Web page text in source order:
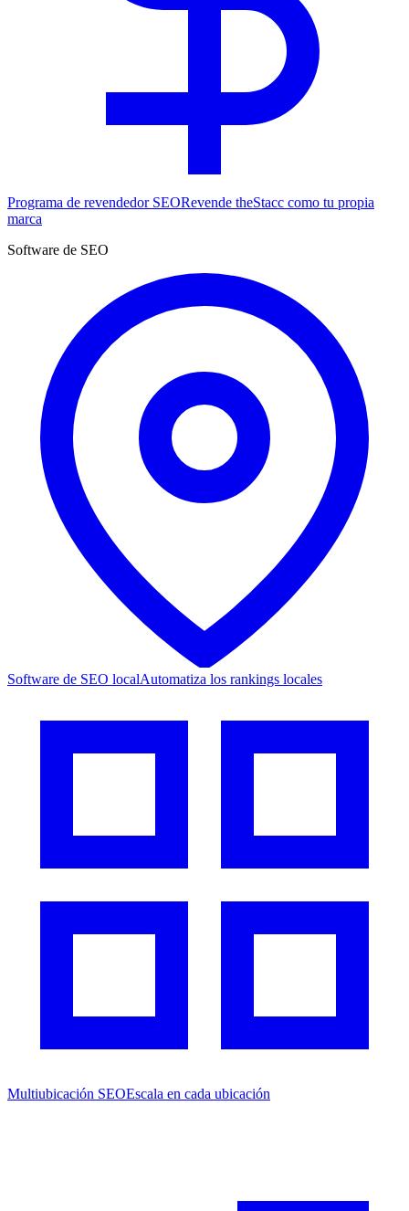
Programa de revendedor SEORevende theStacc como tu propia
marca
Software de SEO
Software de SEO localAutomatiza los rankings locales
Multiubicación SEOEscala en cada ubicación